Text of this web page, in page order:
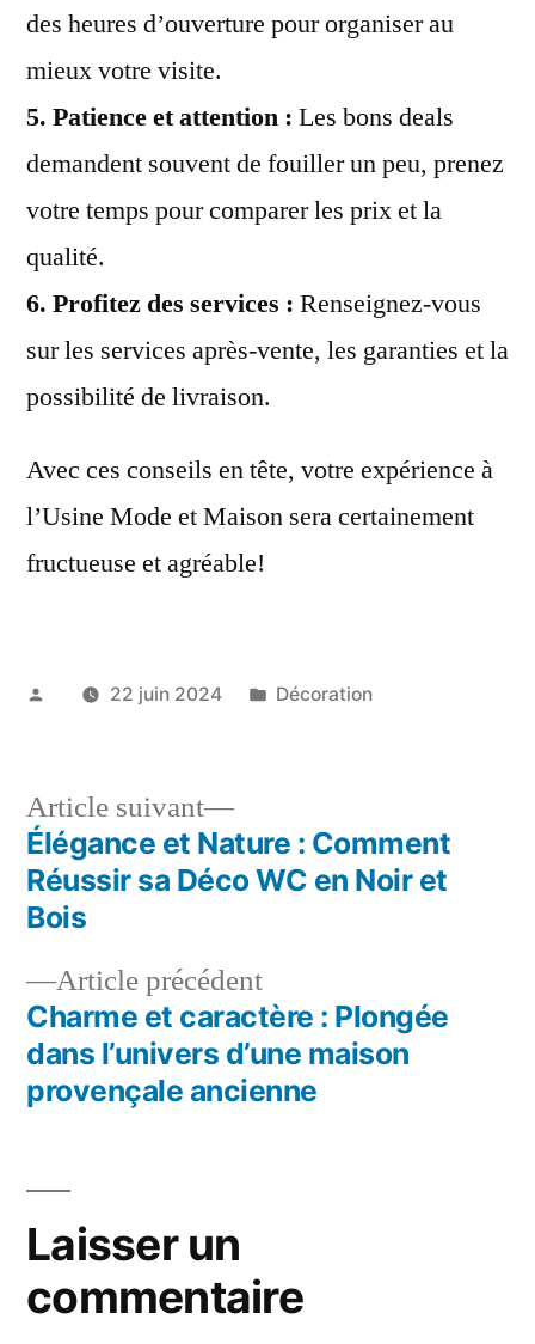
des heures d’ouverture pour organiser au
mieux votre visite.
5. Patience et attention : Les bons deals
demandent souvent de fouiller un peu, prenez
votre temps pour comparer les prix et la
qualité.
6. Profitez des services : Renseignez-vous
sur les services après-vente, les garanties et la
possibilité de livraison.
Avec ces conseils en tête, votre expérience à
l’Usine Mode et Maison sera certainement
fructueuse et agréable!
Publié 22 juin 2024
Publié
Décoration
Navigation
de
l’article
Article précédentArticle
précédent :
Charme et caractère : Plongée
dans l’univers d’une maison
provençale ancienne
Article suivant
Article
suivant :
Élégance et Nature : Comment
Réussir sa Déco WC en Noir et
Bois
Laisser un
commentaire